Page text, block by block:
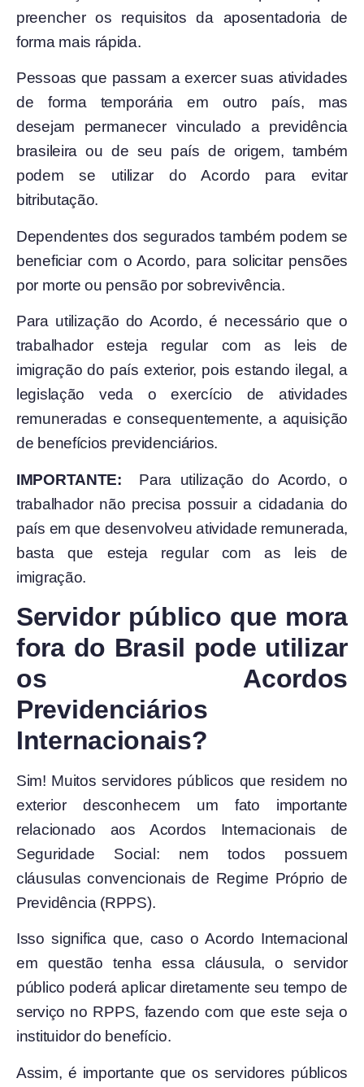
preencher os requisitos da aposentadoria de
forma mais rápida.
Pessoas que passam a exercer suas atividades
de forma temporária em outro país, mas
desejam permanecer vinculado a previdência
brasileira ou de seu país de origem, também
podem se utilizar do Acordo para evitar
bitributação.
Dependentes dos segurados também podem se
beneficiar com o Acordo, para solicitar pensões
por morte ou pensão por sobrevivência.
Para utilização do Acordo, é necessário que o
trabalhador esteja regular com as leis de
imigração do país exterior, pois estando ilegal, a
legislação veda o exercício de atividades
remuneradas e consequentemente, a aquisição
de benefícios previdenciários.
IMPORTANTE:
Para utilização do Acordo, o
trabalhador não precisa possuir a cidadania do
país em que desenvolveu atividade remunerada,
basta que esteja regular com as leis de
imigração.
Servidor público que mora
fora do Brasil pode utilizar
os Acordos
Previdenciários
Internacionais?
Sim! Muitos servidores públicos que residem no
exterior desconhecem um fato importante
relacionado aos Acordos Internacionais de
Seguridade Social: nem todos possuem
cláusulas convencionais de Regime Próprio de
Previdência (RPPS).
Isso significa que, caso o Acordo Internacional
em questão tenha essa cláusula, o servidor
público poderá aplicar diretamente seu tempo de
serviço no RPPS, fazendo com que este seja o
instituidor do benefício.
Assim, é importante que os servidores públicos